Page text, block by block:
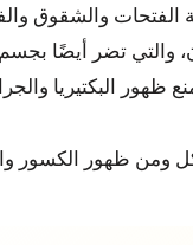
الفتحات والشقوق
والتي تضر أيضًا
ظهور البكتيريا
ومن ظهور الكسور